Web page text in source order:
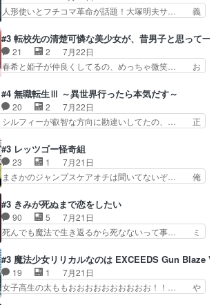
る新ヒロイン…
100%善意で絡んでくるのがやっ… アルノルトが
魔法特化で基礎体力は一般人以… これリアル内田
然にに求めていたのは頭の… 主人公含めどいつも
こいつもカラフルなだけ… 跡継ぎ候補多すぎるw
参加しなかった人気に…
人形使いとフチコマ革命が話題！大塚明夫サ… 義
2029年の科学文明について我々の世界… まず、
効果音がいい。私が思うに、銃撃戦が… いきなり
のハラハラ感。犯人をどんどん追い… 擬似記憶な
の本物なのか分からないと思う？… をバンダイチ
OVAならアリかな。ICT… 冒頭のアクションから
釘付けだった。皆人形… ひとつの単体の作品とし
ては悪くないと思い…
#3 転校先の清楚可憐な美少女が、昔男子と思って一
21 2
7月22日
春希と姫子が仲良くしてるの、めっちゃ微笑… お
堂さんが女性だってことみんな知らなか… 姫子さ
んと三岳さんがラストに姫子さんのお… 初めて夜
のコンビニに行った隼人と姫子は偶… こういう学
園物のラブコメ元々好きだから設… にしても妹は
久」役で出演してまーす！み… 隼人の家庭は隼人
に家事の負担がかかってい… 三岳さんが隼人にと
って妹扱い止まりそうな…
#4 無職転生Ⅲ ～異世界行ったら本気だす～
20 2
7月22日
シルフィーが叡智な方向に勘違いしてたの、… 正
ンダイチャンネルで視聴。リーリャさん… なんか
腹立つなぁルーデウスめ…これでエリ… トレント
は後に何らかの際に活躍するんやろ… アイシ
ャ、、、なんと末恐ろしい妹なんだ！… ルーデウ
しゃあない。狂犬かくましいつ来… 本作はぬるい
ハーレムではなく、真面目に一… エリスはしばら
くEDだけやね。アイシャ、…
#3 レッツゴー怪奇組
23 1
7月21日
まさかのジャンプスケアオチは聞いてないぞ… 俺
ャ子の従姉妹シュラ子登場。主人公眼福… 跡目争
いの新キャラ登場で、今回はシュール… めちゃ子
のいとこかわいい今回主人公の驚き… メチャ子を
くしゃみと鼻水が止まらなくなる… お父さんに押
をちびっ子にしたあの玉、も… 半裸の警官の方が
怖い。ライバルキャラかわ… 霊媒師が人の肩に霊
を乗せるな笑なんてモノ…
#3 きみが死ぬまで恋をしたい
90 5
7月21日
死んでも魔法で生き返るから死なないって事… ミ
ミ、最後のその顔は怖いよ...。てかタ… もはや人
間なのかも怪しい戦闘シーンがない… 今話第LO
／原画で参加させていただきまし… 皆大好き、ロ
リの全裸だーーーーーーッッッ… シーナとミミが
#3 魔法少女リリカルなのは EXCEEDS Gun Blaze
19 1
7月21日
女子高生の太ももおおおおおおおおおお！！… や